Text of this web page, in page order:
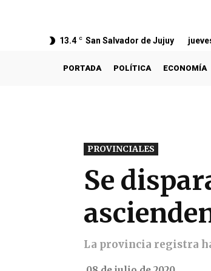
13.4 C San Salvador de Jujuy
PORTADA POLÍTICA ECONOMÍA
PROVINCIALES
Se
La provincia registra